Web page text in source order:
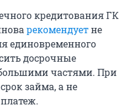
кредитования ГК
рекомендуетне
единовременного
досрочные
частями. При
займа, а не